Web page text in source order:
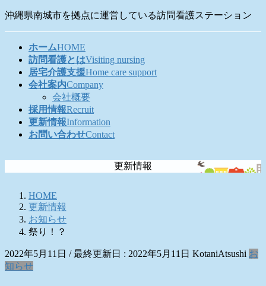
コ
ナ
沖縄県南城市を拠点に運営している訪問看護ステーション
ホームHOME
訪問看護とはVisiting nursing
居宅介護支援Home care support
会社案内Company
会社概要
採用情報Recruit
更新情報Information
お問い合わせContact
更新情報
HOME
更新情報
お知らせ
祭り！？
2022年5月11日 / 最終更新日 : 2022年5月11日 KotaniAtsushi お
知らせ